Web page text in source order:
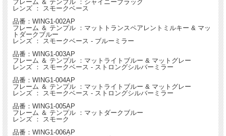
フレーム材： TR90
TR90はスイスで開発された熱可塑性(かそせい)プラスチックで、耐久性、柔軟
性、軽量性に優れています。
レンズ材：ポリカーボネート
ポリカーボネートレンズは頑丈で壊れにくく、優れたUVプロテクション効果を発
揮します。
ポラライズド（偏光）レンズ
い光の反射を抑え、コントラストを高め、色の認識を向上させます。
おすすめの顔の形： 丸型顔、または卵型顔
フレーム ＆ テンプル ：シャイニーブラック
レンズ ： スモークベース
品番：WING1-002AP
フレーム ＆ テンプル ：マットトランスペアレントミルキー & マッ
トダークブルー
レンズ ： スモークベース - ブルーミラー
品番：WING1-003AP
フレーム ＆ テンプル ：マットライトブルー & マットグレー
レンズ ： スモークベース - ストロングシルバーミラー
品番：WING1-004AP
フレーム ＆ テンプル ：マットライトブルー & マットグレー
レンズ ： スモークベース - ストロングシルバーミラー
品番：WING1-005AP
フレーム ＆ テンプル ：マットダークブルー
レンズ ： スモーク
品番：WING1-006AP